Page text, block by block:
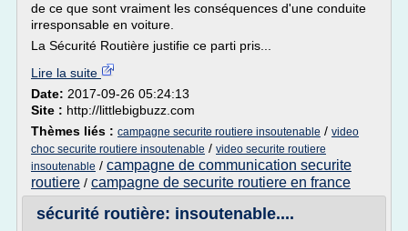
de ce que sont vraiment les conséquences d'une conduite
irresponsable en voiture.
La Sécurité Routière justifie ce parti pris...
Lire la suite
Date: 2017-09-26 05:24:13
Site : http://littlebigbuzz.com
Thèmes liés : campagne securite routiere insoutenable / video
choc securite routiere insoutenable / video securite routiere
insoutenable / campagne de communication securite
routiere / campagne de securite routiere en france
sécurité routière: insoutenable....